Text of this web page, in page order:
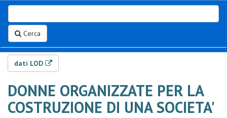
Cerca
dati LOD
DONNE ORGANIZZATE PER LA
COSTRUZIONE DI UNA SOCIETA'